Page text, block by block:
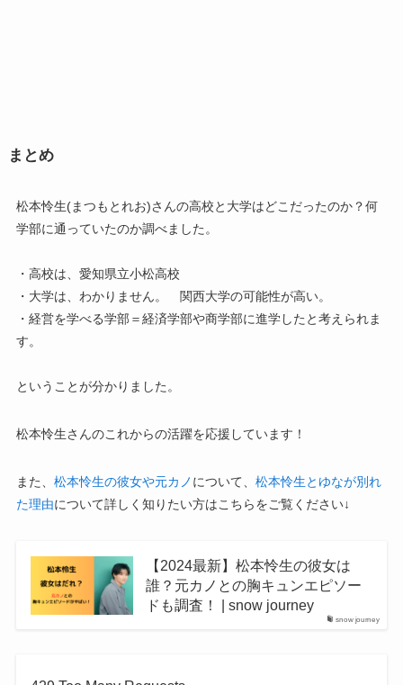
まとめ
松本怜生(まつもとれお)さんの高校と大学はどこだったのか？何
学部に通っていたのか調べました。
・高校は、愛知県立小松高校
・大学は、わかりません。 関西大学の可能性が高い。
・経営を学べる学部＝経済学部や商学部に進学したと考えられま
す。
ということが分かりました。
松本怜生さんのこれからの活躍を応援しています！
また、 松本怜生の彼女や元カノ について、 松本怜生とゆなが別れ
た理由について詳しく知りたい方はこちらをご覧ください↓
snow journey
【2024最新】松本怜生の彼女は
誰？元カノとの胸キュンエピソー
ドも調査！ | snow journey